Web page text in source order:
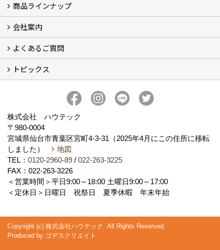
コンセプト
ハウテックが選ばれる訳
リフォームの流れ
ショールームについてのご案内
商品ラインナップ
キッチン (5)
バスルーム (4)
ランドリールーム（洗面所）
レストルーム（トイレ） (2)
FRS工法 (2)
会社案内
会社概要
アクセス
スタッフ紹介
スタッフブログ
プライバシーポリシー
よくあるご質問
お住いのリフォーム（水廻り） (10)
お住いのリフォーム（水廻り以外） (2)
その他 (6)
トピックス
ハウテックのかわら版【ハウテックNEWS】
私の推し！心底好きな住設機器
おうち時間のお悩みをリフォームで解決！
株式会社 ハウテック
〒980-0004
宮城県仙台市青葉区宮町4-3-31（2025年4月にこの住所に移転
しました）
地図
TEL： 0120-2960-89 / 022-263-3225
FAX：022-263-3226
＜営業時間＞平日9:00～18:00 土曜日9:00～17:00
＜定休日＞日曜日 祝祭日 夏季休暇 年末年始
Copyright (c) 株式会社ハウテック. All Rights Reserved.
Produced by ゴデスクリエイト